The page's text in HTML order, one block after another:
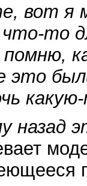
вот я
что-то
это
назад